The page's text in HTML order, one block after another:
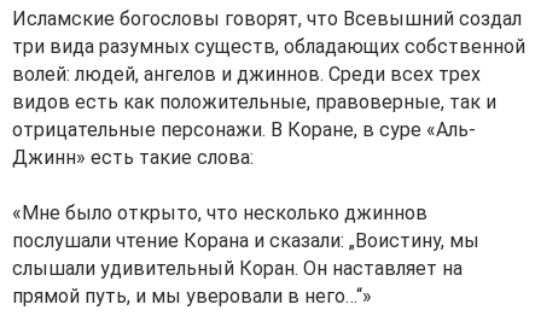
Исламские богословы говорят, что Всевышний создал
три вида разумных существ, обладающих собственной
волей: людей, ангелов и джиннов. Среди всех трех
видов есть как положительные, правоверные, так и
отрицательные персонажи. В Коране, в суре «Аль-
Джинн» есть такие слова:
«Мне было открыто, что несколько джиннов
послушали чтение Корана и сказали: „Воистину, мы
слышали удивительный Коран. Он наставляет на
прямой путь, и мы уверовали в него…“»